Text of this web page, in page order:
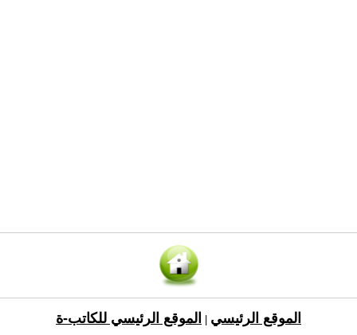
الموقع الرئيسي الموقع الرئيسي للكاتب-ة